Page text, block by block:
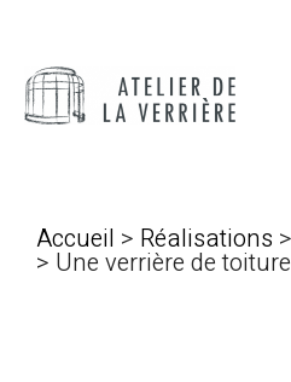
Accueil > Réalisations >
> Une verrière de